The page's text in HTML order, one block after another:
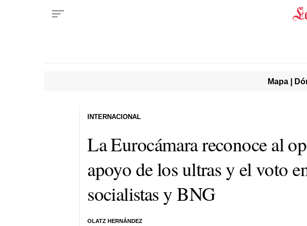
Mapa |
La Eurocámara reconoce al
apoyo de los ultras y el voto
socialistas y BNG
OLATZ HERNÁNDEZ
INTERNACIONAL